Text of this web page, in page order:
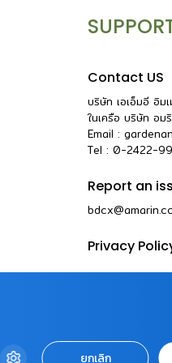
Contact US
บริษัท เอเอ็มอี อิม
ในเครือ บริษัท อม
Email :
Tel : 0-2422-
Report an
Privacy
ยกเลิก